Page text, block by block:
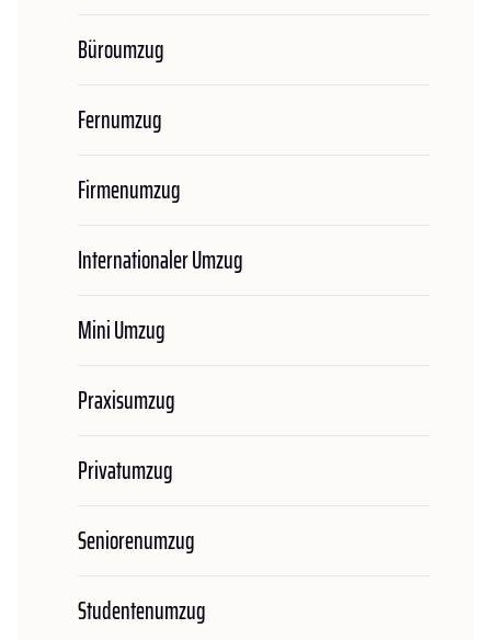
Büroumzug
Fernumzug
Firmenumzug
Internationaler Umzug
Mini Umzug
Praxisumzug
Privatumzug
Seniorenumzug
Studentenumzug